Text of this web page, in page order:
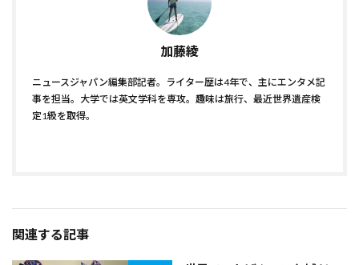
加藤綾
ニュースジャパン編集部記者。ライター歴は4年で、主にエンタメ記
事を担当。大学では英文学科を専攻。趣味は旅行、最近世界遺産検
定1級を取得。
関連する記事